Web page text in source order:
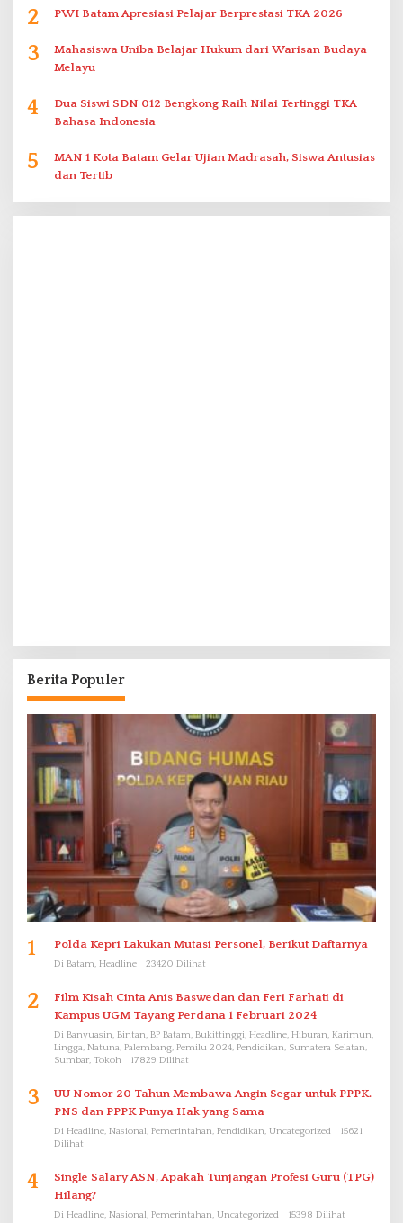
2 PWI Batam Apresiasi Pelajar Berprestasi TKA 2026
3
Mahasiswa Uniba Belajar Hukum dari Warisan Budaya
Melayu
4
Dua Siswi SDN 012 Bengkong Raih Nilai Tertinggi TKA
Bahasa Indonesia
5
MAN 1 Kota Batam Gelar Ujian Madrasah, Siswa Antusias
dan Tertib
Berita Populer
1 Polda Kepri Lakukan Mutasi Personel, Berikut Daftarnya
Di Batam, Headline 23420 Dilihat
2
Film Kisah Cinta Anis Baswedan dan Feri Farhati di
Kampus UGM Tayang Perdana 1 Februari 2024
Di Banyuasin, Bintan, BP Batam, Bukittinggi, Headline, Hiburan, Karimun,
Lingga, Natuna, Palembang, Pemilu 2024, Pendidikan, Sumatera Selatan,
Sumbar, Tokoh
17829 Dilihat
3
UU Nomor 20 Tahun Membawa Angin Segar untuk PPPK.
PNS dan PPPK Punya Hak yang Sama
Di Headline, Nasional, Pemerintahan, Pendidikan, Uncategorized
15621
Dilihat
4
Single Salary ASN, Apakah Tunjangan Profesi Guru (TPG)
Hilang?
Di Headline, Nasional, Pemerintahan, Uncategorized 15398 Dilihat